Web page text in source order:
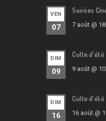
VEN
07
Soirées
7 août @
DIM
09
Culte
9 août @
DIM
16
Culte
16 août @